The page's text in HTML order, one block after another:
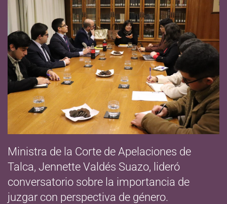
Ministra de la Corte de Apelaciones de
Talca, Jennette Valdés Suazo, lideró
conversatorio sobre la importancia de
juzgar con perspectiva de género.